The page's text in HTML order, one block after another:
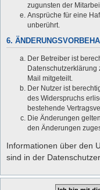
zugunsten der
Ansprüche für eine
unberührt.
6.
Der Betreiber ist
Mail mitgeteilt.
Der Nutzer ist
des Widerspruchs
bestehende
Die Änderungen
den Änderungen
Informationen über den
sind in der